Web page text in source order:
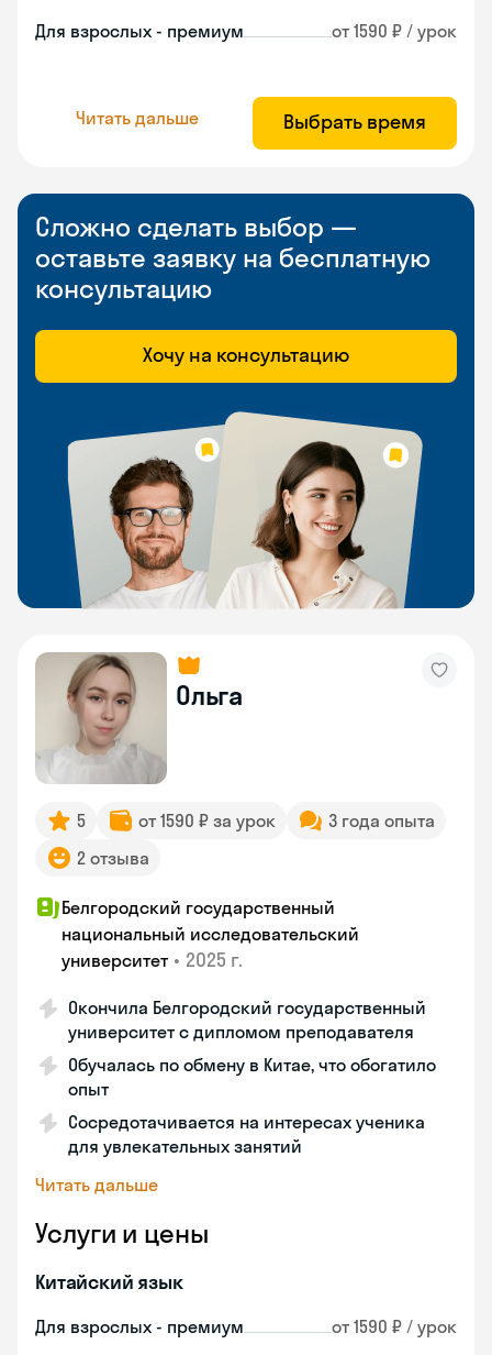
Для взрослых - премиум от 1590 ₽ / урок
Читать дальше Выбрать время
Сложно сделать выбор —
оставьте заявку на бесплатную
консультацию
Хочу на консультацию
Ольга
5 от 1590 ₽ за урок
3 года опыта
2 отзыва
Белгородский государственный
национальный исследовательский
университет • 2025 г.
Окончила Белгородский государственный
университет с дипломом преподавателя
Обучалась по обмену в Китае, что обогатило
опыт
Сосредотачивается на интересах ученика
для увлекательных занятий
Читать дальше
Услуги и цены
Китайский язык
Для взрослых - премиум от 1590 ₽ / урок